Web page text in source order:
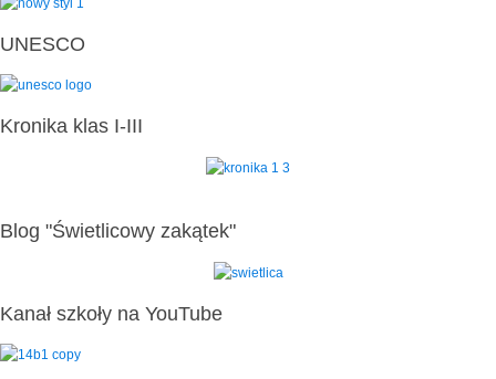
UNESCO
Kronika klas I-III
Blog "Świetlicowy zakątek"
Kanał szkoły na YouTube